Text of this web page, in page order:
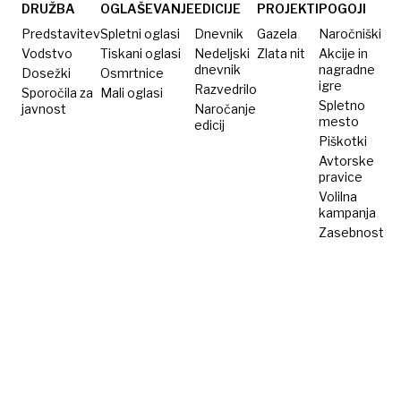
skorumpirana
DRUŽBA
Predstavitev
Vodstvo
Dosežki
Sporočila za
javnost
OGLAŠEVANJE
Spletni oglasi
Tiskani oglasi
Osmrtnice
Mali oglasi
EDICIJE
Dnevnik
Nedeljski
dnevnik
Razvedrilo
Naročanje
edicij
PROJEKTI
Gazela
Zlata nit
POGOJI
Naročniški
Akcije in
nagradne
igre
Spletno
mesto
Piškotki
Avtorske
pravice
Volilna
kampanja
Zasebnost